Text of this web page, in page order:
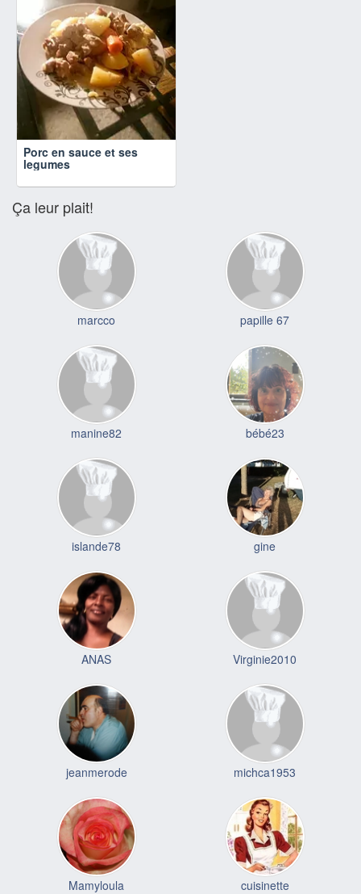
Porc en sauce et ses
legumes
Ça leur plait!
marcco papille 67
manine82 bébé23
islande78 gine
ANAS Virginie2010
jeanmerode michca1953
Mamyloula cuisinette